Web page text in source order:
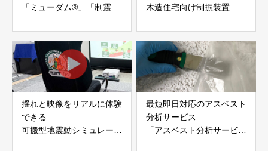
「ミューダム®」「制震テ
アイディールブレーン株式
会社
木造住宅向け制振装置
株式会社evoltz
揺れと映像をリアルに体験
できる
可搬型地震動シミュレータ
最短即日対応のアスベスト
分析サービス
「アスベスト分析サービ